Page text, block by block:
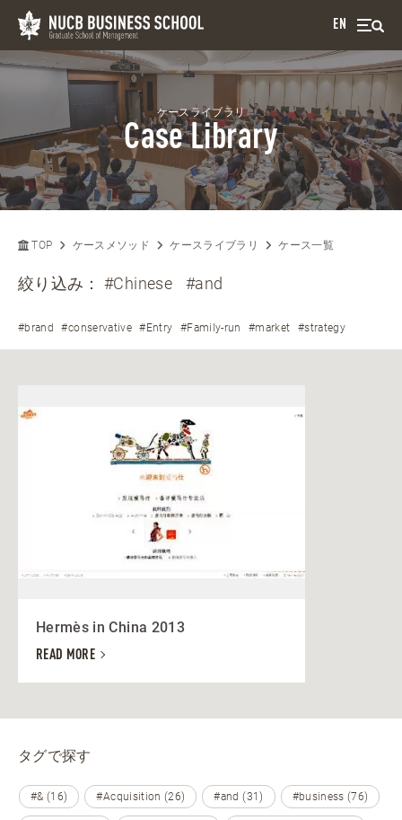
EN
ケースライブラリ
Case Library
TOP ケースメソッド ケースライブラリ ケース一覧
絞り込み：#Chinese #and
#brand #conservative #Entry #Family-run #market #strategy
Hermès in China 2013
READ MORE
タグで探す
#& (16) #Acquisition (26) #and (31) #business (76)